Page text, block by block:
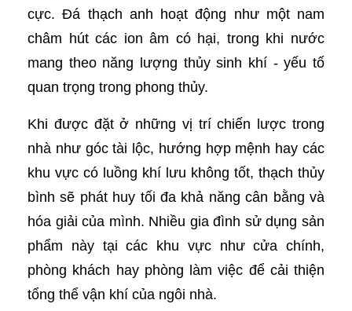
cực. Đá thạch anh hoạt động như một nam
châm hút các ion âm có hại, trong khi nước
mang theo năng lượng thủy sinh khí - yếu tố
quan trọng trong phong thủy.
Khi được đặt ở những vị trí chiến lược trong
nhà như góc tài lộc, hướng hợp mệnh hay các
khu vực có luồng khí lưu không tốt, thạch thủy
bình sẽ phát huy tối đa khả năng cân bằng và
hóa giải của mình. Nhiều gia đình sử dụng sản
phẩm này tại các khu vực như cửa chính,
phòng khách hay phòng làm việc để cải thiện
tổng thể vận khí của ngôi nhà.